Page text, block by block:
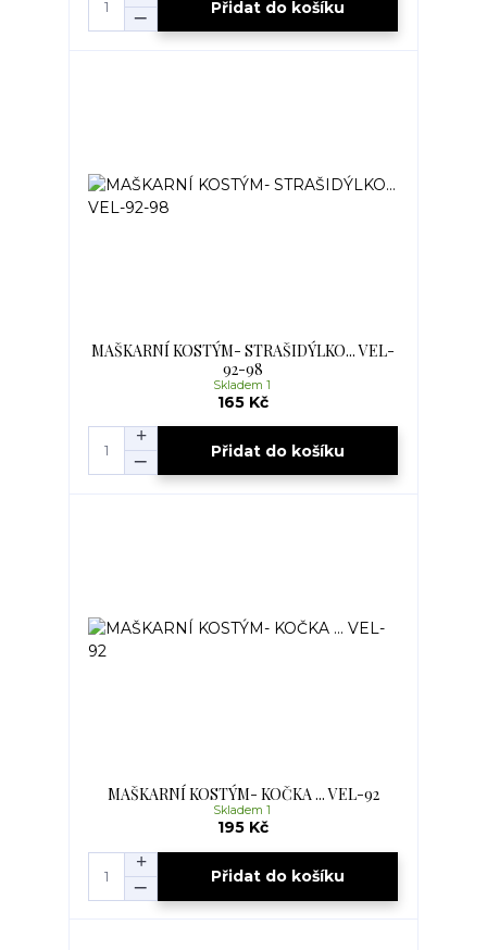
Přidat do košíku
MAŠKARNÍ KOSTÝM- STRAŠIDÝLKO... VEL-
92-98
165 Kč
Skladem 1
Přidat do košíku
MAŠKARNÍ KOSTÝM- KOČKA ... VEL-92
195 Kč
Skladem 1
Přidat do košíku